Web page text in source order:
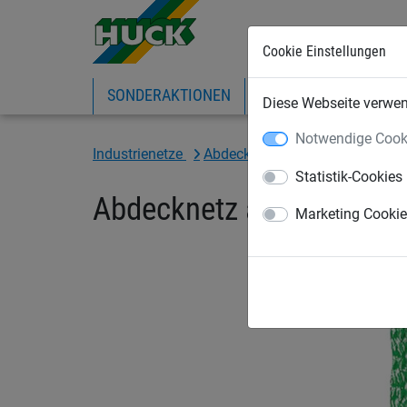
Cookie Einstellungen
Diese Webseite
Notwendige
Statistik-Cookies
Marketing
SONDERAKTIONEN EXPRESS-SHOP
Industrienetze Abdecknetze und -planen
Abdecknetz aus PP, ca.